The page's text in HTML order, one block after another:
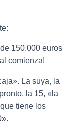
150.000 euros
comienza!
La suya, la
la 15, «la
tiene los